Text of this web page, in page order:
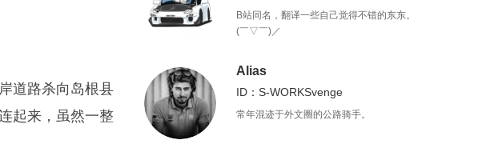
道路杀向岛根县
起来，虽然一整
B站同名，翻译一些自己觉得不错的东东。
(￣▽￣)／
Alias
ID：S-WORKSvenge
常年混迹于外文圈的公路骑手。